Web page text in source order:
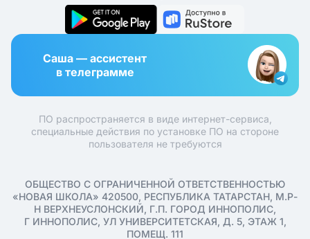
Саша — ассистент
в телеграмме
ПО распространяется в виде интернет-сервиса,
специальные действия по установке ПО на стороне
пользователя не требуются
ОБЩЕСТВО С ОГРАНИЧЕННОЙ ОТВЕТСТВЕННОСТЬЮ
«НОВАЯ ШКОЛА» 420500, РЕСПУБЛИКА ТАТАРСТАН, М.Р-
Н ВЕРХНЕУСЛОНСКИЙ, Г.П. ГОРОД ИННОПОЛИС,
Г ИННОПОЛИС, УЛ УНИВЕРСИТЕТСКАЯ, Д. 5, ЭТАЖ 1,
ПОМЕЩ. 111